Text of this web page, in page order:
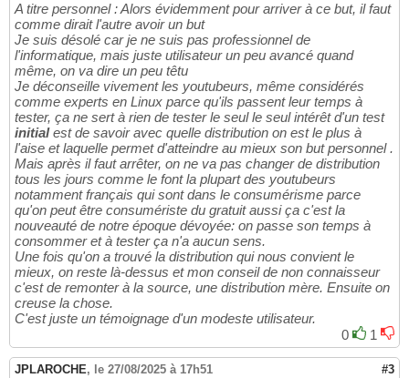
A titre personnel : Alors évidemment pour arriver à ce but, il faut
comme dirait l'autre avoir un but
Je suis désolé car je ne suis pas professionnel de
l'informatique, mais juste utilisateur un peu avancé quand
même, on va dire un peu têtu
Je déconseille vivement les youtubeurs, même considérés
comme experts en Linux parce qu'ils passent leur temps à
tester, ça ne sert à rien de tester le seul le seul intérêt d'un test
initialest de savoir avec quelle distribution on est le plus à
l'aise et laquelle permet d'atteindre au mieux son but personnel .
Mais après il faut arrêter, on ne va pas changer de distribution
tous les jours comme le font la plupart des youtubeurs
notamment français qui sont dans le consumérisme parce
qu'on peut être consumériste du gratuit aussi ça c'est la
nouveauté de notre époque dévoyée: on passe son temps à
consommer et à tester ça n'a aucun sens.
Une fois qu'on a trouvé la distribution qui nous convient le
mieux, on reste là-dessus et mon conseil de non connaisseur
c'est de remonter à la source, une distribution mère. Ensuite on
creuse la chose.
C'est juste un témoignage d'un modeste utilisateur.
0
1
JPLAROCHE, le 27/08/2025 à 17h51 #3